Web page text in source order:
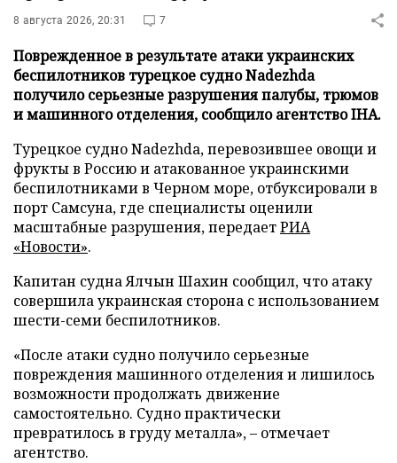
8 августа 2026, 20:31 7
Поврежденное в результате атаки украинских
беспилотников турецкое судно Nadezhda
получило серьезные разрушения палубы, трюмов
и машинного отделения, сообщило агентство IHA.
Турецкое судно Nadezhda, перевозившее овощи и
фрукты в Россию и атакованное украинскими
беспилотниками в Черном море, отбуксировали в
порт Самсуна, где специалисты оценили
масштабные разрушения, передаетРИА
«Новости».
Капитан судна Ялчын Шахин сообщил, что атаку
совершила украинская сторона с использованием
шести-семи беспилотников.
«После атаки судно получило серьезные
повреждения машинного отделения и лишилось
возможности продолжать движение
самостоятельно. Судно практически
превратилось в груду металла», – отмечает
агентство.